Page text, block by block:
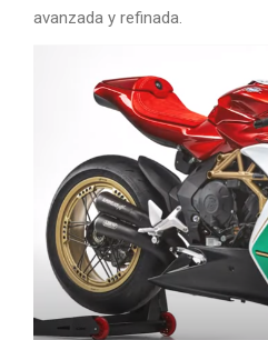
avanzada y refinada.